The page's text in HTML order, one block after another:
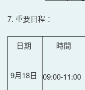
7. 重要日程：
日期 時間
9月18日 09:00-11:00